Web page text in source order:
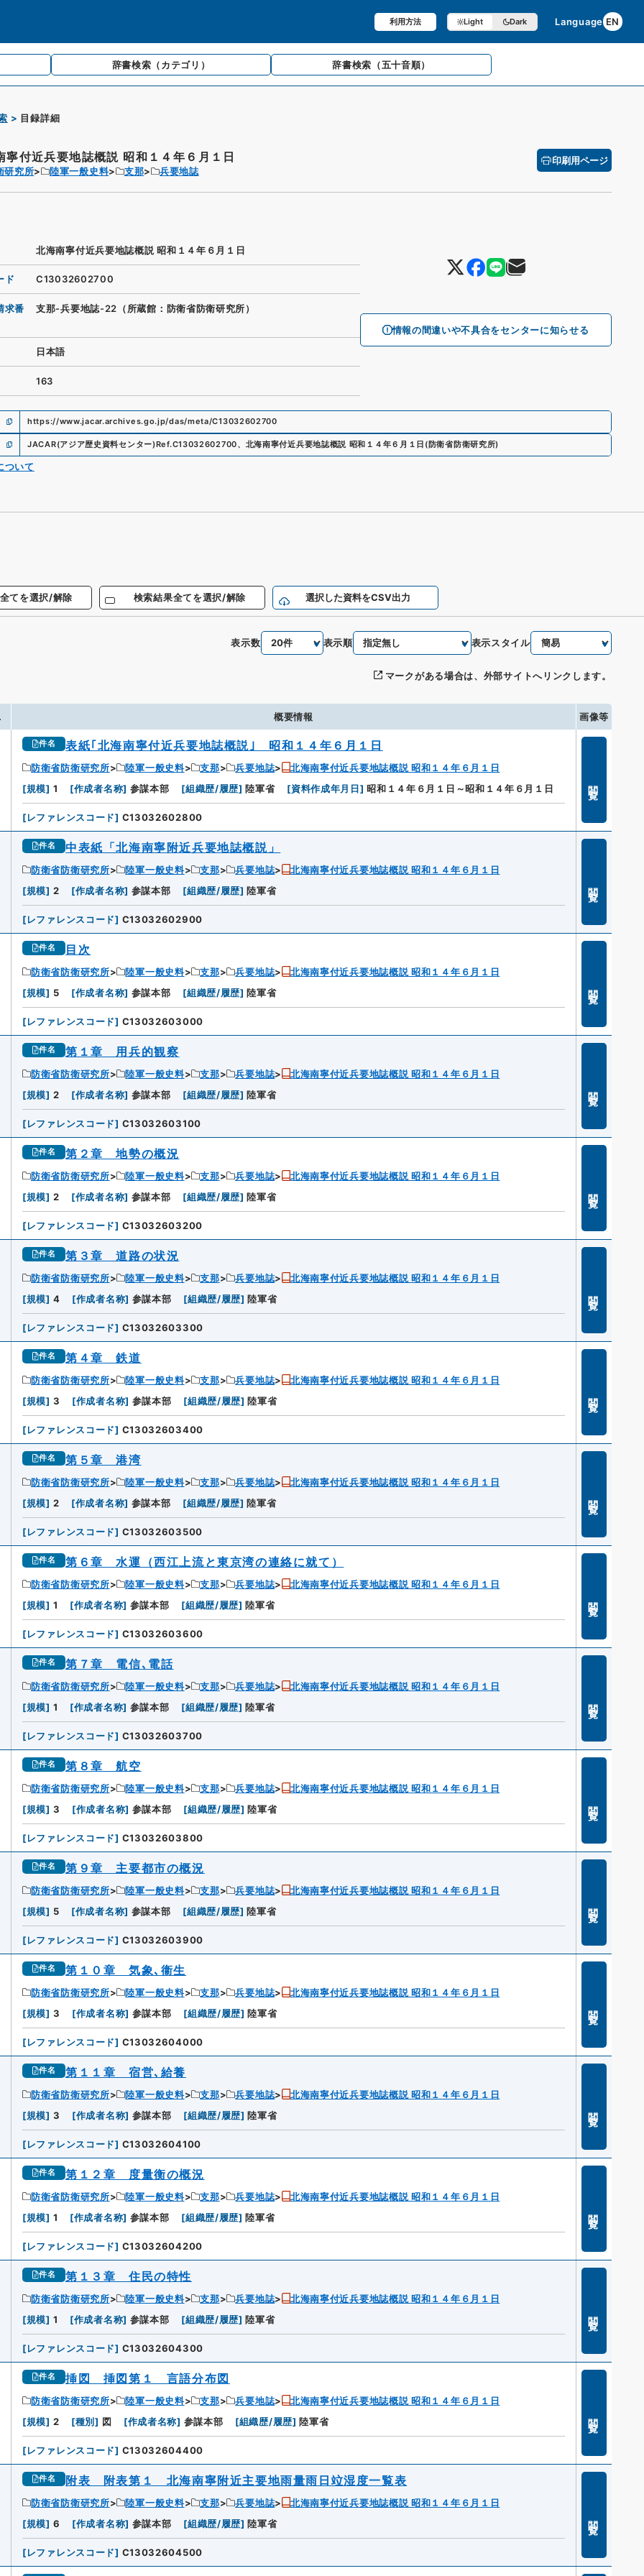
利用方法 Light Dark Language EN
辞書検索 （カテゴリ） 辞書検索 （五十音順）
目録詳細
寧付近兵要地誌概説 昭和１４年６月１日
研究所 陸軍一般史料 支那 兵要地誌
印刷用ページ
情報の間違いや不具合をセンターに知らせる
北海南寧付近兵要地誌概説 昭和１４年６月１日
ド C13032602700
求番
支那-兵要地誌-22（所蔵館：防衛省防衛研究所）
日本語
163
https://www.jacar.archives.go.jp/das/meta/C13032602700
JACAR(アジア歴史資料センター)Ref.C13032602700、 北海南寧付近兵要地誌概説 昭和１４年６月１日 ( 防衛省防衛研究所)
ついて
てを選択/解除 検索結果全てを選択/解除 選択した資料をCSV出力
表示数 表示順 表示スタイル
マークがある場合は、外部サイトへリンクします。
概要情報 画像等
件名 表紙｢北海南寧付近兵要地誌概説｣ 昭和１４年６月１日
防衛省防衛研究所 陸軍一般史料 支那 兵要地誌
北海南寧付近兵要地誌概説 昭和１４年６月１日
[規模] 1 [作成者名称] 参謀本部 [組織歴/履歴] 陸軍省 [資料作成年月日] 昭和１４年６月１日～昭和１４年６月１日
[レファレンスコード] C13032602800
件名 中表紙「北海南寧附近兵要地誌概説」
防衛省防衛研究所 陸軍一般史料 支那 兵要地誌
北海南寧付近兵要地誌概説 昭和１４年６月１日
[規模] 2 [作成者名称] 参謀本部 [組織歴/履歴] 陸軍省
[レファレンスコード] C13032602900
件名 目次
防衛省防衛研究所 陸軍一般史料 支那 兵要地誌
北海南寧付近兵要地誌概説 昭和１４年６月１日
[規模] 5 [作成者名称] 参謀本部 [組織歴/履歴] 陸軍省
[レファレンスコード] C13032603000
件名 第１章 用兵的観察
防衛省防衛研究所 陸軍一般史料 支那 兵要地誌
北海南寧付近兵要地誌概説 昭和１４年６月１日
[規模] 2 [作成者名称] 参謀本部 [組織歴/履歴] 陸軍省
[レファレンスコード] C13032603100
件名 第２章 地勢の概況
防衛省防衛研究所 陸軍一般史料 支那 兵要地誌
北海南寧付近兵要地誌概説 昭和１４年６月１日
[規模] 2 [作成者名称] 参謀本部 [組織歴/履歴] 陸軍省
[レファレンスコード] C13032603200
件名 第３章 道路の状況
防衛省防衛研究所 陸軍一般史料 支那 兵要地誌
北海南寧付近兵要地誌概説 昭和１４年６月１日
[規模] 4 [作成者名称] 参謀本部 [組織歴/履歴] 陸軍省
[レファレンスコード] C13032603300
件名 第４章 鉄道
防衛省防衛研究所 陸軍一般史料 支那 兵要地誌
北海南寧付近兵要地誌概説 昭和１４年６月１日
[規模] 3 [作成者名称] 参謀本部 [組織歴/履歴] 陸軍省
[レファレンスコード] C13032603400
件名 第５章 港湾
防衛省防衛研究所 陸軍一般史料 支那 兵要地誌
北海南寧付近兵要地誌概説 昭和１４年６月１日
[規模] 2 [作成者名称] 参謀本部 [組織歴/履歴] 陸軍省
[レファレンスコード] C13032603500
件名 第６章 水運（西江上流と東京湾の連絡に就て）
防衛省防衛研究所 陸軍一般史料 支那 兵要地誌
北海南寧付近兵要地誌概説 昭和１４年６月１日
[規模] 1 [作成者名称] 参謀本部 [組織歴/履歴] 陸軍省
[レファレンスコード] C13032603600
件名 第７章 電信､電話
防衛省防衛研究所 陸軍一般史料 支那 兵要地誌
北海南寧付近兵要地誌概説 昭和１４年６月１日
[規模] 1 [作成者名称] 参謀本部 [組織歴/履歴] 陸軍省
[レファレンスコード] C13032603700
件名 第８章 航空
防衛省防衛研究所 陸軍一般史料 支那 兵要地誌
北海南寧付近兵要地誌概説 昭和１４年６月１日
[規模] 3 [作成者名称] 参謀本部 [組織歴/履歴] 陸軍省
[レファレンスコード] C13032603800
件名 第９章 主要都市の概況
防衛省防衛研究所 陸軍一般史料 支那 兵要地誌
北海南寧付近兵要地誌概説 昭和１４年６月１日
[規模] 5 [作成者名称] 参謀本部 [組織歴/履歴] 陸軍省
[レファレンスコード] C13032603900
件名 第１０章 気象､衞生
防衛省防衛研究所 陸軍一般史料 支那 兵要地誌
北海南寧付近兵要地誌概説 昭和１４年６月１日
[規模] 3 [作成者名称] 参謀本部 [組織歴/履歴] 陸軍省
[レファレンスコード] C13032604000
件名 第１１章 宿営､給養
防衛省防衛研究所 陸軍一般史料 支那 兵要地誌
北海南寧付近兵要地誌概説 昭和１４年６月１日
[規模] 3 [作成者名称] 参謀本部 [組織歴/履歴] 陸軍省
[レファレンスコード] C13032604100
件名 第１２章 度量衡の概況
防衛省防衛研究所 陸軍一般史料 支那 兵要地誌
北海南寧付近兵要地誌概説 昭和１４年６月１日
[規模] 1 [作成者名称] 参謀本部 [組織歴/履歴] 陸軍省
[レファレンスコード] C13032604200
件名 第１３章 住民の特性
防衛省防衛研究所 陸軍一般史料 支那 兵要地誌
北海南寧付近兵要地誌概説 昭和１４年６月１日
[規模] 1 [作成者名称] 参謀本部 [組織歴/履歴] 陸軍省
[レファレンスコード] C13032604300
件名 挿図 挿図第１ 言語分布図
防衛省防衛研究所 陸軍一般史料 支那 兵要地誌
北海南寧付近兵要地誌概説 昭和１４年６月１日
[規模] 2 [種別] 図 [作成者名称] 参謀本部 [組織歴/履歴] 陸軍省
[レファレンスコード] C13032604400
件名 附表 附表第１ 北海南寧附近主要地雨量雨日竝湿度一覧表
防衛省防衛研究所 陸軍一般史料 支那 兵要地誌
北海南寧付近兵要地誌概説 昭和１４年６月１日
[規模] 6 [作成者名称] 参謀本部 [組織歴/履歴] 陸軍省
[レファレンスコード] C13032604500